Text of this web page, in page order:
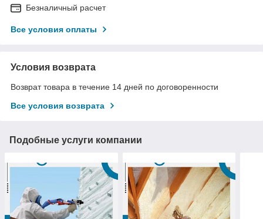
Безналичный расчет
Все условия оплаты
Условия возврата
Возврат товара в течение 14 дней по договоренности
Все условия возврата
Подобные услуги компании